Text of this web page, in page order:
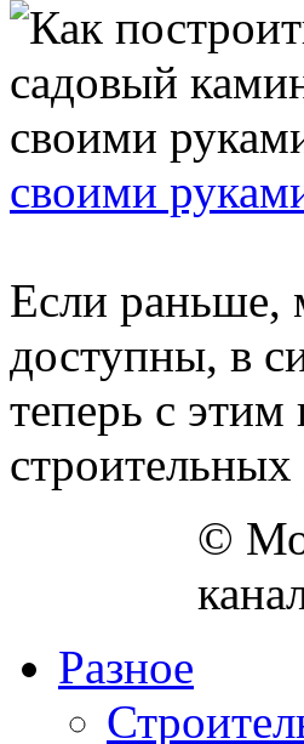
своими
Если раньше,
доступны, в
теперь с
©
Разное